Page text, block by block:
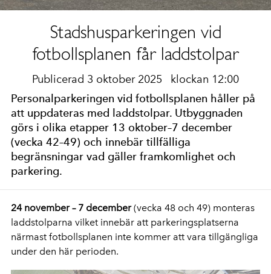
Stadshusparkeringen vid
fotbollsplanen får laddstolpar
Publicerad 3 oktober 2025 klockan 12:00
Personalparkeringen vid fotbollsplanen håller på
att uppdateras med laddstolpar. Utbyggnaden
görs i olika etapper 13 oktober–7 december
(vecka 42–49) och innebär tillfälliga
begränsningar vad gäller framkomlighet och
parkering.
24 november – 7 december(vecka 48 och 49) monteras
laddstolparna vilket innebär att parkeringsplatserna
närmast fotbollsplanen inte kommer att vara tillgängliga
under den här perioden.